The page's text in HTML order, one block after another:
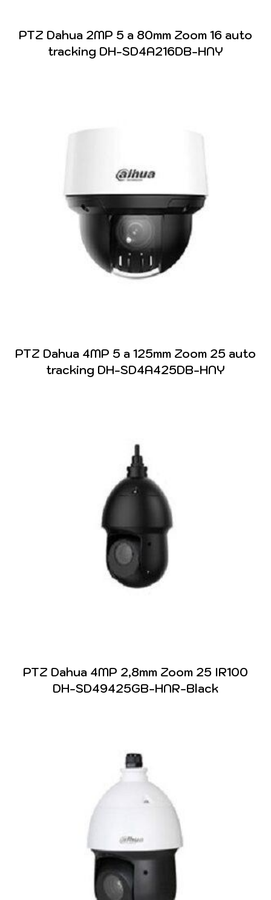
PTZ Dahua 2MP 5 a 80mm Zoom 16 auto
tracking DH-SD4A216DB-HNY
PTZ Dahua 4MP 5 a 125mm Zoom 25 auto
tracking DH-SD4A425DB-HNY
PTZ Dahua 4MP 2,8mm Zoom 25 IR100
DH-SD49425GB-HNR-Black